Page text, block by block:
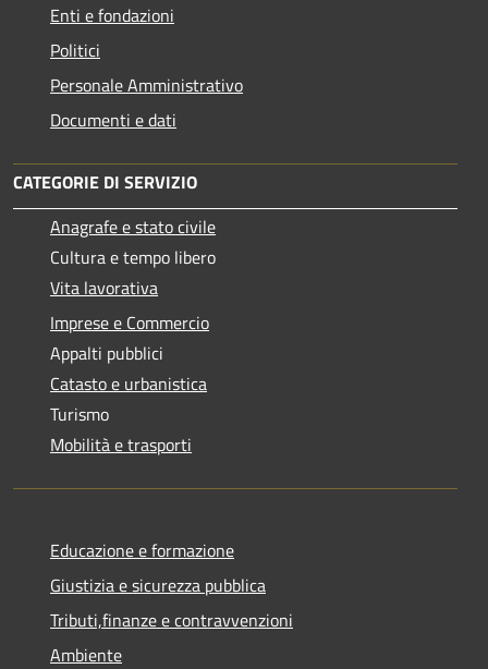
Enti e fondazioni
Politici
Personale Amministrativo
Documenti e dati
CATEGORIE DI SERVIZIO
Anagrafe e stato civile
Cultura e tempo libero
Vita lavorativa
Imprese e Commercio
Appalti pubblici
Catasto e urbanistica
Turismo
Mobilità e trasporti
Educazione e formazione
Giustizia e sicurezza pubblica
Tributi,finanze e contravvenzioni
Ambiente